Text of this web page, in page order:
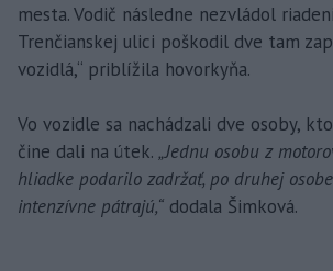
mesta. Vodič následne nezvládol
Trenčianskej ulici poškodil dve tam
vozidlá,“ priblížila hovorkyňa.
Vo vozidle sa nachádzali dve osoby,
čine dali na útek. „Jednu osobu z
hliadke podarilo zadržať, po druhej
intenzívne pátrajú,“ dodala Šimková.